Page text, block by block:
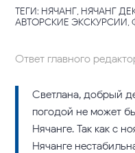
ТЕГИ: НЯЧАНГ, НЯЧАНГ
АВТОРСКИЕ
Ответ главного
Светлана, добрый
погодой не может
Нячанге. Так как с
Нячанге